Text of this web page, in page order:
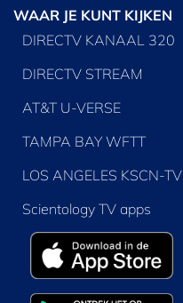
WAAR JE KUNT KIJKEN
DIRECTV KANAAL 320
DIRECTV STREAM
AT&T U-VERSE
TAMPA BAY WFTT
LOS ANGELES KSCN-TV
Scientology TV apps